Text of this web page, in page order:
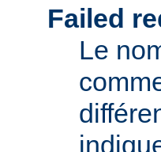
Failed
Le